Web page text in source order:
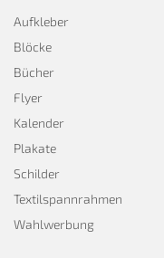
Aufkleber
Blöcke
Bücher
Flyer
Kalender
Plakate
Schilder
Textilspannrahmen
Wahlwerbung